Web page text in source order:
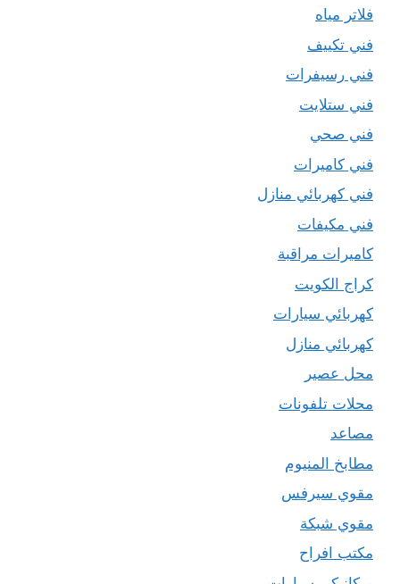
فلاتر مياه
فني تكييف
فني رسيفرات
فني ستلايت
فني صحي
فني كاميرات
فني كهربائي منازل
فني مكيفات
كاميرات مراقبة
كراج الكويت
كهربائي سيارات
كهربائي منازل
محل عصير
محلات تلفونات
مصاعد
مطابخ المنيوم
مقوي سيرفس
مقوي شبكة
مكتب افراح